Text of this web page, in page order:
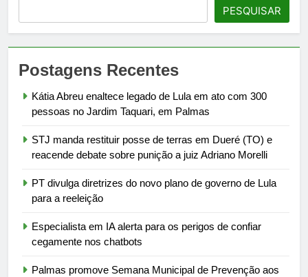
PESQUISAR
Postagens Recentes
Kátia Abreu enaltece legado de Lula em ato com 300
pessoas no Jardim Taquari, em Palmas
STJ manda restituir posse de terras em Dueré (TO) e
reacende debate sobre punição a juiz Adriano Morelli
PT divulga diretrizes do novo plano de governo de Lula
para a reeleição
Especialista em IA alerta para os perigos de confiar
cegamente nos chatbots
Palmas promove Semana Municipal de Prevenção aos